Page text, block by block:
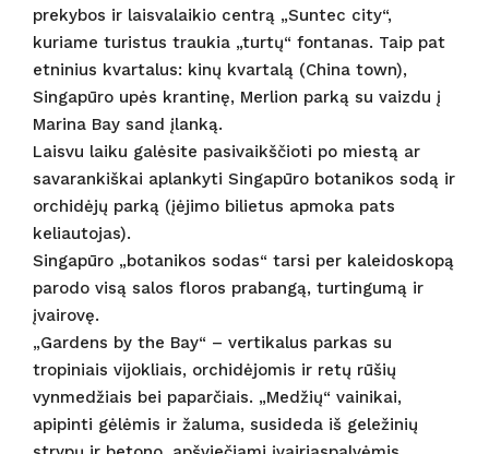
prekybos ir laisvalaikio centrą „Suntec city“,
kuriame turistus traukia „turtų“ fontanas. Taip pat
etninius kvartalus: kinų kvartalą (China town),
Singapūro upės krantinę, Merlion parką su vaizdu į
Marina Bay sand įlanką.
Laisvu laiku galėsite pasivaikščioti po miestą ar
savarankiškai aplankyti Singapūro botanikos sodą ir
orchidėjų parką (įėjimo bilietus apmoka pats
keliautojas).
Singapūro „botanikos sodas“ tarsi per kaleidoskopą
parodo visą salos floros prabangą, turtingumą ir
įvairovę.
„Gardens by the Bay“ – vertikalus parkas su
tropiniais vijokliais, orchidėjomis ir retų rūšių
vynmedžiais bei paparčiais. „Medžių“ vainikai,
apipinti gėlėmis ir žaluma, susideda iš geležinių